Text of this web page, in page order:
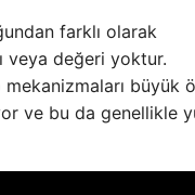
farklı olarak
veya değeri yoktur.
büyük
ve bu da genellikle